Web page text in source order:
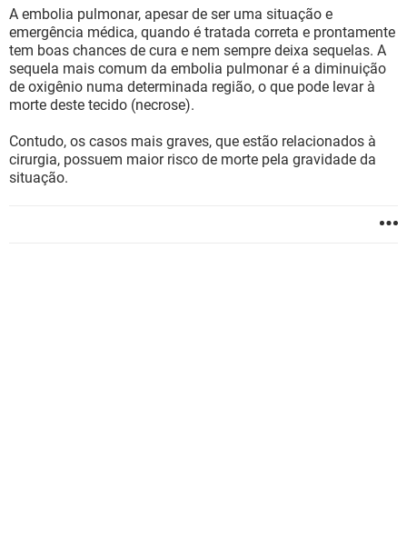
A embolia pulmonar, apesar de ser uma situação e
emergência médica, quando é tratada correta e prontamente
tem boas chances de cura e nem sempre deixa sequelas. A
sequela mais comum da embolia pulmonar é a diminuição
de oxigênio numa determinada região, o que pode levar à
morte deste tecido (necrose).
Contudo, os casos mais graves, que estão relacionados à
cirurgia, possuem maior risco de morte pela gravidade da
situação.